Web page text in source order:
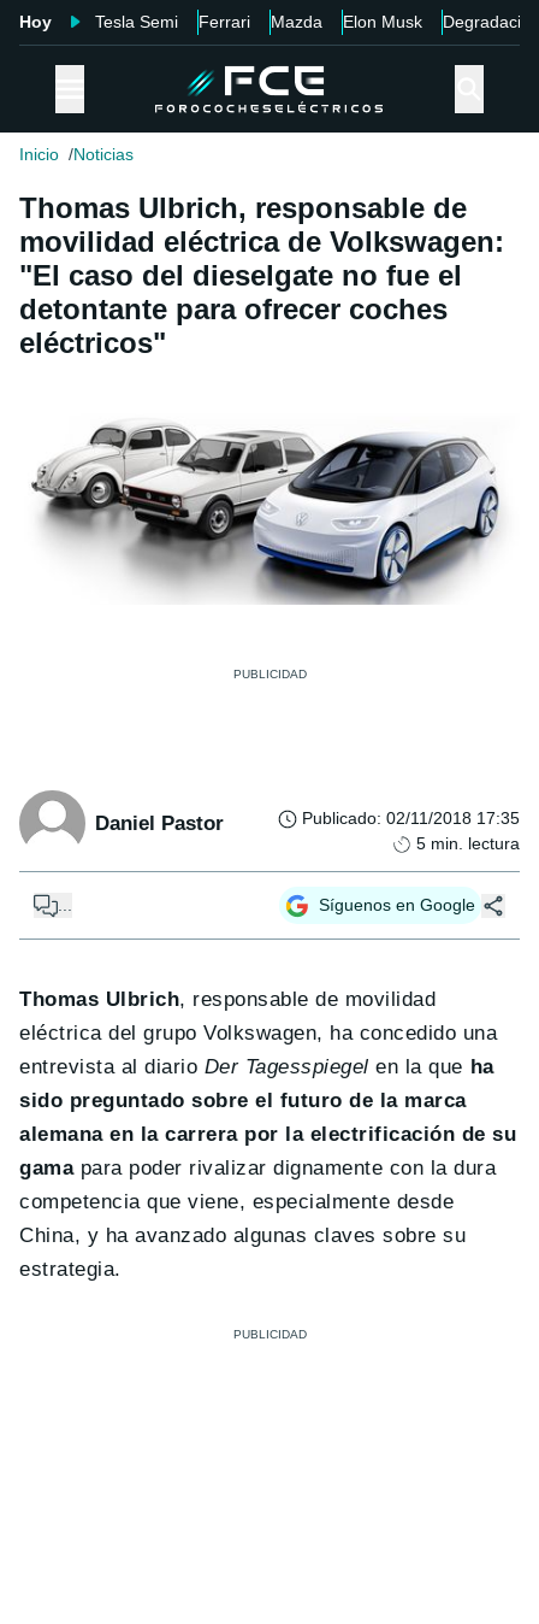
Hoy Tesla Semi Ferrari Mazda Elon Musk Degradación
Inicio Noticias
Thomas Ulbrich, responsable de
movilidad eléctrica de Volkswagen:
"El caso del dieselgate no fue el
detontante para ofrecer coches
eléctricos"
Daniel Pastor Publicado: 02/11/2018 17:35
5 min. lectura
... Síguenos en Google
Thomas Ulbrich, responsable de movilidad
eléctrica del grupo Volkswagen, ha concedido una
entrevista al diario Der Tagesspiegel en la que ha
sido preguntado sobre el futuro de la marca
alemana en la carrera por la electrificación de su
gamapara poder rivalizar dignamente con la dura
competencia que viene, especialmente desde
China, y ha avanzado algunas claves sobre su
estrategia.